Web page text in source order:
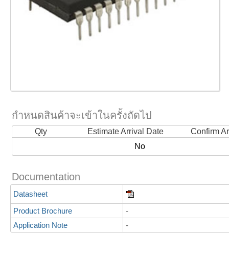
กำหนดสินค้าจะเข้าในครั้งถัดไป
Qty Estimate Arrival Date
Confirm
No
Documentation
Datasheet
Product Brochure
-
Application Note
-